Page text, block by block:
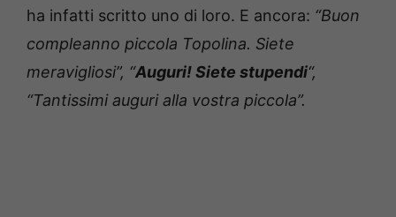
ha infatti scritto uno di loro. E ancora: “Buon
compleanno piccola Topolina. Siete
meravigliosi”, “Auguri! Siete stupendi“,
“Tantissimi auguri alla vostra piccola”.